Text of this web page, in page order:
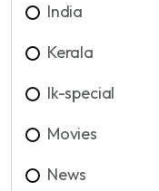
India
Kerala
lk-special
Movies
News